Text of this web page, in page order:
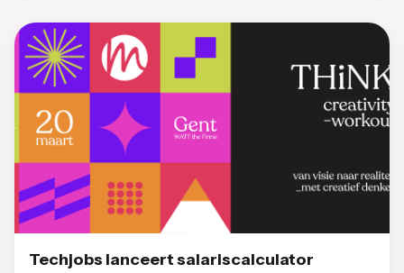
Techjobs lanceert salariscalculator